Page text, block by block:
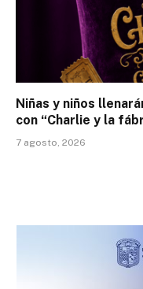
Niñas y niños
con “Charlie y la
7 agosto, 2026